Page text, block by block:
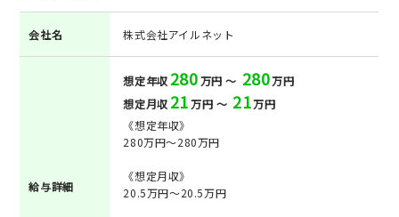
会社名 株式会社アイルネット
給与詳細
想定年収 280万円 ～ 280万円
想定月収 21万円 ～ 21万円
《想定年収》
280万円～280万円
《想定月収》
20.5万円～20.5万円